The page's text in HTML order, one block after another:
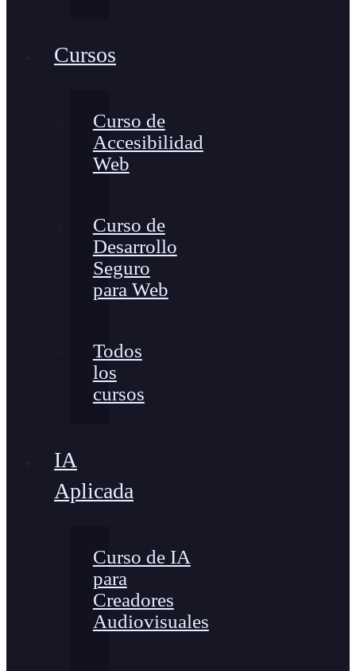
Cursos
Curso de
Accesibilidad
Web
Curso de
Desarrollo
Seguro
para Web
Todos
los
cursos
IA
Aplicada
Curso de IA
para
Creadores
Audiovisuales